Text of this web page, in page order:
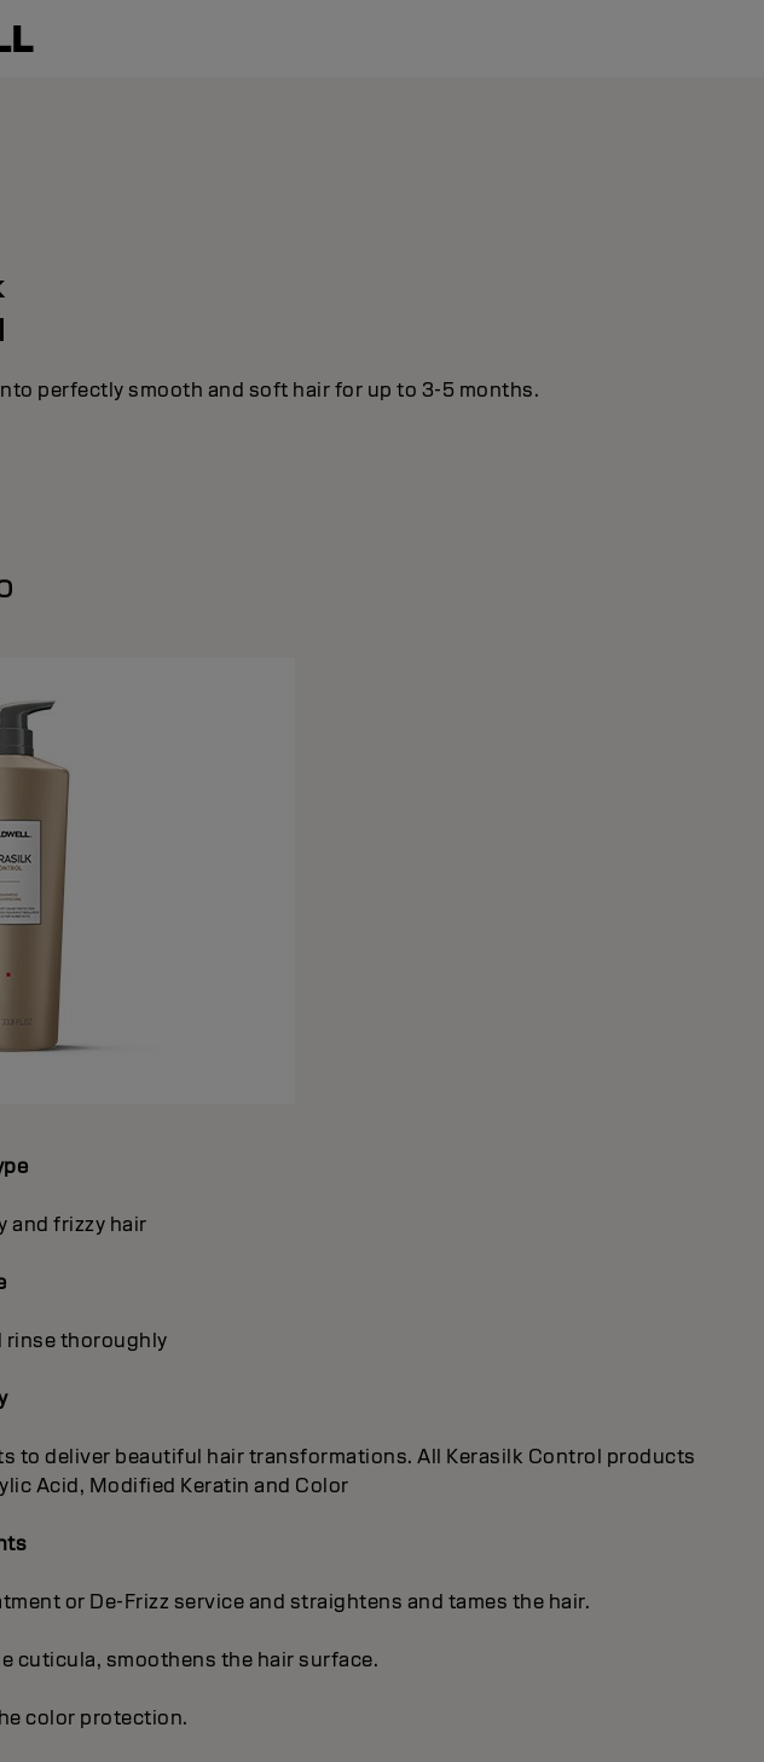
perfectly smooth and soft hair for up to 3-5 months.
and frizzy hair
rinse thoroughly
to deliver beautiful hair transformations. All Kerasilk Control products
Acid, Modified Keratin and Color
or De-Frizz service and straightens and tames the hair.
cuticula, smoothens the hair surface.
color protection.